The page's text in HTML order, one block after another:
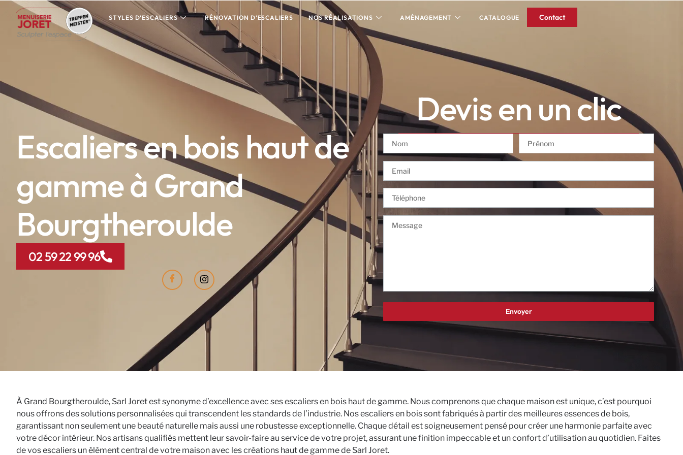
STYLES D’ESCALIERS RÉNOVATION D’ESCALIERS NOS RÉALISATIONS AMÉNAGEMENT CATALOGUE Contact
Escaliers en bois haut de
gamme à Grand
Bourgtheroulde
02 59 22 99 96
Devis en un clic
À Grand Bourgtheroulde, Sarl Joret est synonyme d’excellence avec ses escaliers en bois haut de gamme. Nous comprenons que chaque maison est unique, c’est pourquoi
nous offrons des solutions personnalisées qui transcendent les standards de l’industrie. Nos escaliers en bois sont fabriqués à partir des meilleures essences de bois,
garantissant non seulement une beauté naturelle mais aussi une robustesse exceptionnelle. Chaque détail est soigneusement pensé pour créer une harmonie parfaite avec
votre décor intérieur. Nos artisans qualifiés mettent leur savoir-faire au service de votre projet, assurant une finition impeccable et un confort d’utilisation au quotidien. Faites
de vos escaliers un élément central de votre maison avec les créations haut de gamme de Sarl Joret.